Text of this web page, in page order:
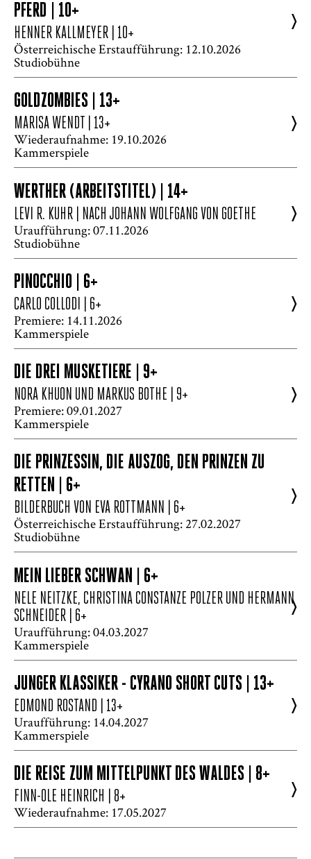
PFERD | 10+
HENNER KALLMEYER | 10+
Österreichische Erstaufführung: 12.10.2026
Studiobühne
>
GOLDZOMBIES | 13+
MARISA WENDT
| 13+
Wiederaufnahme: 19.10.2026
Kammerspiele
>
WERTHER (ARBEITSTITEL) | 14+
LEVI R. KUHR | NACH JOHANN WOLFGANG VON GOETHE
Uraufführung: 07.11.2026
Studiobühne
>
PINOCCHIO | 6+
CARLO COLLODI
| 6+
Premiere: 14.11.2026
Kammerspiele
>
DIE DREI MUSKETIERE | 9+
NORA KHUON UND MARKUS BOTHE | 9+
Premiere: 09.01.2027
Kammerspiele
>
DIE PRINZESSIN, DIE AUSZOG, DEN PRINZEN ZU
RETTEN | 6+
BILDERBUCH VON EVA ROTTMANN | 6+
Österreichische Erstaufführung: 27.02.2027
Studiobühne
>
MEIN LIEBER SCHWAN | 6+
NELE NEITZKE, CHRISTINA CONSTANZE POLZER UND HERMANN
SCHNEIDER | 6+
Uraufführung: 04.03.2027
Kammerspiele
>
JUNGER KLASSIKER - CYRANO SHORT CUTS | 13+
EDMOND ROSTAND | 13+
Uraufführung: 14.04.2027
Kammerspiele
>
DIE REISE ZUM MITTELPUNKT DES WALDES | 8+
FINN-OLE HEINRICH
| 8+
Wiederaufnahme: 17.05.2027
>